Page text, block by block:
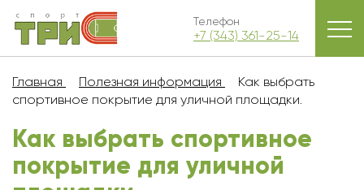
Телефон
+7 (343) 361-25-14
Главная Полезная информация
Как выбрать
спортивное покрытие для уличной площадки.
Как выбрать спортивное
покрытие для уличной